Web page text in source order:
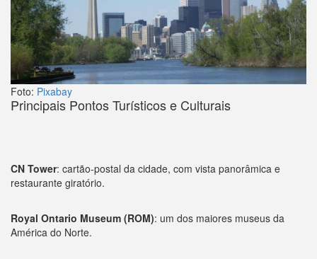
Foto: Pixabay
Principais Pontos Turísticos e Culturais
CN Tower: cartão-postal da cidade, com vista panorâmica e
restaurante giratório.
Royal Ontario Museum (ROM): um dos maiores museus da
América do Norte.